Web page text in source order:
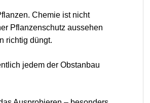
Chemie ist nicht
Pflanzenschutz aussehen
richtig düngt.
jedem der Obstanbau